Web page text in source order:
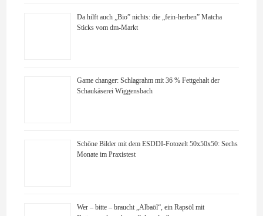
Da hilft auch „Bio” nichts: die „fein-herben” Matcha
Sticks vom dm-Markt
Game changer: Schlagrahm mit 36 % Fettgehalt der
Schaukäserei Wiggensbach
Schöne Bilder mit dem ESDDI-Fotozelt 50x50x50: Sechs
Monate im Praxistest
Wer – bitte – braucht „Albaöl“, ein Rapsöl mit